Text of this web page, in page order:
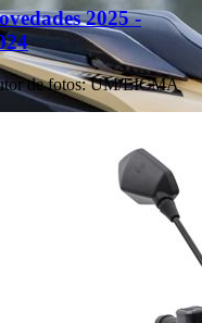
2025 -
de fotos: UM/EICMA